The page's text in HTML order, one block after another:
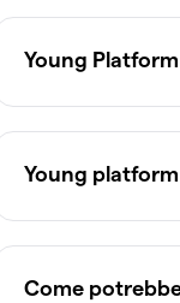
Young
Young
Come